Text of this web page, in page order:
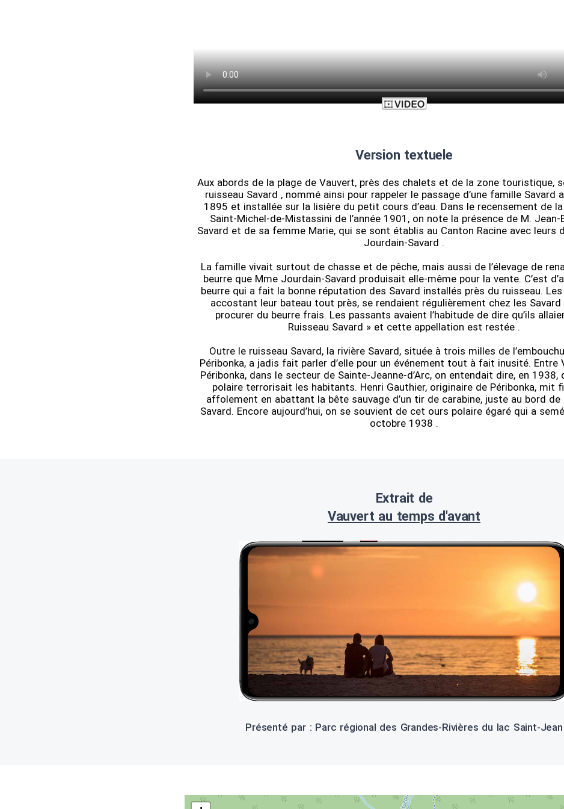
Version textuele
Aux abords de la plage de Vauvert, près des chalets et de la zone touristique,
ruisseau Savard , nommé ainsi pour rappeler le passage d’une famille Savard
1895 et installée sur la lisière du petit cours d’eau. Dans le recensement de
Saint-Michel-de-Mistassini de l’année 1901, on note la présence de M.
Savard et de sa femme Marie, qui se sont établis au Canton Racine avec leurs
Jourdain-Savard .
La famille vivait surtout de chasse et de pêche, mais aussi de l’élevage de
beurre que Mme Jourdain-Savard produisait elle-même pour la vente. C’est
beurre qui a fait la bonne réputation des Savard installés près du ruisseau.
accostant leur bateau tout près, se rendaient régulièrement chez les Savard
procurer du beurre frais. Les passants avaient l’habitude de dire qu’ils
Ruisseau Savard » et cette appellation est restée .
Outre le ruisseau Savard, la rivière Savard, située à trois milles de
Péribonka, a jadis fait parler d’elle pour un événement tout à fait inusité. Entre
Péribonka, dans le secteur de Sainte-Jeanne-d’Arc, on entendait dire, en 1938,
polaire terrorisait les habitants. Henri Gauthier, originaire de Péribonka, mit
affolement en abattant la bête sauvage d’un tir de carabine, juste au bord de
Savard. Encore aujourd’hui, on se souvient de cet ours polaire égaré qui a
octobre 1938 .
Extrait de
Vauvert au temps d'avant
Présenté par : Parc régional des Grandes-Rivières du lac Saint-Jean